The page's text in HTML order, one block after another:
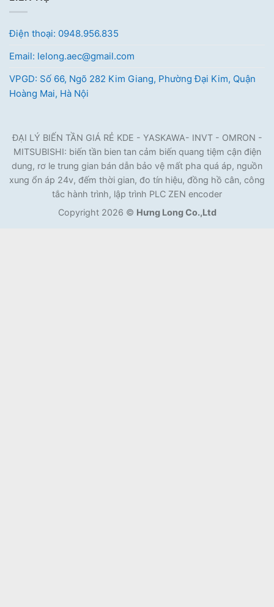
Điện thoại: 0948.956.835
Email: lelong.aec@gmail.com
VPGD: Số 66, Ngõ 282 Kim Giang, Phường Đại Kim, Quận
Hoàng Mai, Hà Nội
ĐẠI LÝ BIẾN TẦN GIÁ RẺ KDE - YASKAWA- INVT - OMRON -
MITSUBISHI: biến tần bien tan cảm biến quang tiệm cận điện
dung, rơ le trung gian bán dẫn bảo vệ mất pha quá áp, nguồn
xung ổn áp 24v, đếm thời gian, đo tín hiệu, đồng hồ cân, công
tắc hành trình, lập trình PLC ZEN encoder
Copyright 2026 © Hưng Long Co.,Ltd